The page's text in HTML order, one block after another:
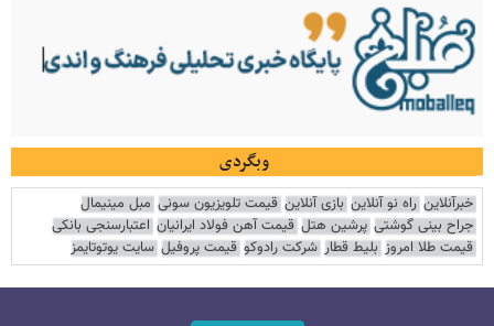
وبگردی
خبرآنلاین راه نو آنلاین بازی آنلاین قیمت تلویزیون سونی مبل مینیمال
جراح بینی گوشتی پرشین هتل قیمت آهن فولاد ایرانیان اعتبارسنجی بانکی
قیمت طلا امروز بلیط قطار شرکت رادوکو قیمت پروفیل سایت یوتوتایمز